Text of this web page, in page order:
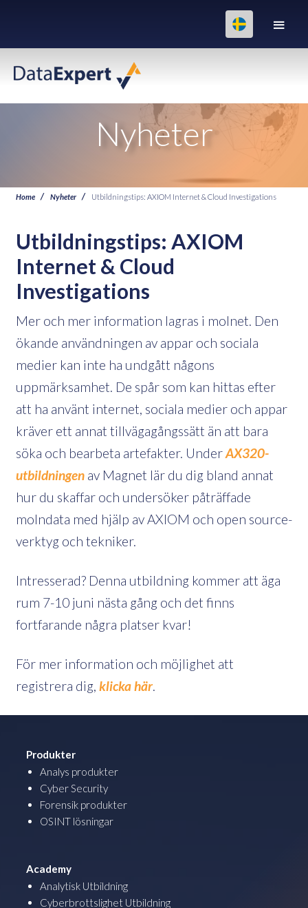
Nyheter
Home Nyheter Utbildningstips: AXIOM Internet & Cloud Investigations
Utbildningstips: AXIOM
Internet & Cloud
Investigations
Mer och mer information lagras i molnet. Den
ökande användningen av appar och sociala
medier kan inte ha undgått någons
uppmärksamhet. De spår som kan hittas efter
att ha använt internet, sociala medier och appar
kräver ett annat tillvägagångssätt än att bara
söka och bearbeta artefakter. UnderAX320-
utbildningen av Magnet lär du dig bland annat
hur du skaffar och undersöker påträffade
molndata med hjälp av AXIOM och open source-
verktyg och tekniker.
Intresserad? Denna utbildning kommer att äga
rum 7-10 juni nästa gång och det finns
fortfarande några platser kvar!
För mer information och möjlighet att
registrera dig, klicka här.
Produkter
Analys produkter
Cyber Security
Forensik produkter
OSINT lösningar
Academy
Analytisk Utbildning
Cyberbrottslighet Utbildning